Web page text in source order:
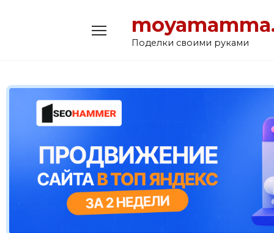
Поделки своими руками